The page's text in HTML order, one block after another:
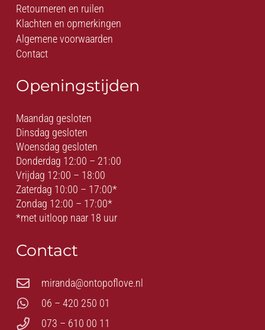
Retourneren en ruilen
Klachten en opmerkingen
Algemene voorwaarden
Contact
Openingstijden
Maandag gesloten
Dinsdag gesloten
Woensdag gesloten
Donderdag 12:00 – 21:00
Vrijdag 12:00 – 18:00
Zaterdag 10:00 – 17:00*
Zondag 12:00 – 17:00*
*met uitloop naar 18 uur
Contact
miranda@ontopoflove.nl
06 – 420 250 01
073 – 610 00 11